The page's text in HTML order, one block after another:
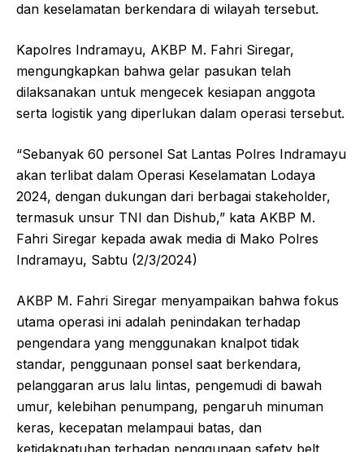
dan keselamatan berkendara di wilayah tersebut.
Kapolres Indramayu, AKBP M. Fahri Siregar,
mengungkapkan bahwa gelar pasukan telah
dilaksanakan untuk mengecek kesiapan anggota
serta logistik yang diperlukan dalam operasi tersebut.
“Sebanyak 60 personel Sat Lantas Polres Indramayu
akan terlibat dalam Operasi Keselamatan Lodaya
2024, dengan dukungan dari berbagai stakeholder,
termasuk unsur TNI dan Dishub,” kata AKBP M.
Fahri Siregar kepada awak media di Mako Polres
Indramayu, Sabtu (2/3/2024)
AKBP M. Fahri Siregar menyampaikan bahwa fokus
utama operasi ini adalah penindakan terhadap
pengendara yang menggunakan knalpot tidak
standar, penggunaan ponsel saat berkendara,
pelanggaran arus lalu lintas, pengemudi di bawah
umur, kelebihan penumpang, pengaruh minuman
keras, kecepatan melampaui batas, dan
ketidakpatuhan terhadap penggunaan safety belt